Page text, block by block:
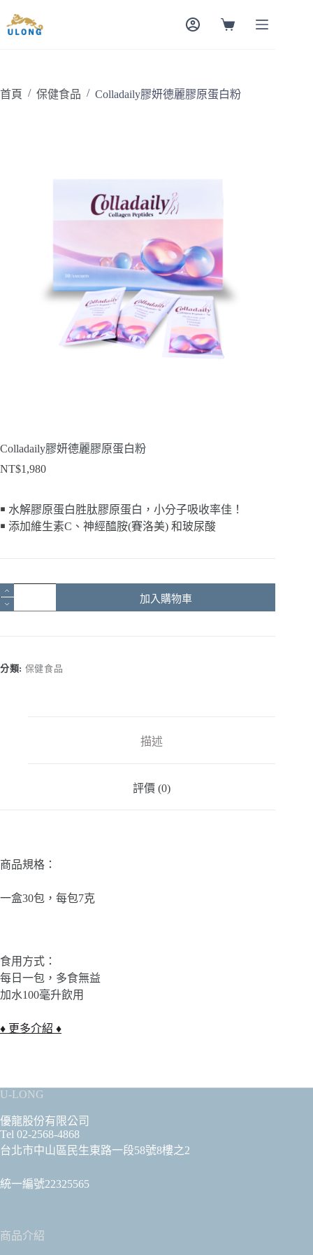
至
容
購
首頁 / 保健食品 / Colladaily膠妍德麗膠原蛋白粉
Colladaily膠妍德麗膠原蛋白粉
NT$1,980
￭ 水解膠原蛋白胜肽膠原蛋白，小分子吸收率佳！
￭ 添加維生素C、 神經醯胺(賽洛美) 和玻尿酸
Colladaily
膠
膠
原
加入購物車
分類: 保健食品
描述
評價 (0)
商品規格：
一盒30包，每包7克
食用方式：
每日一包，多食無益
加水100毫升飲用
♦ 更多介紹 ♦
U-LONG
優龍股份有限公司
Tel 02-2568-4868
台北市中山區民生東路一段58號8樓之2
統一編號22325565
商品介紹